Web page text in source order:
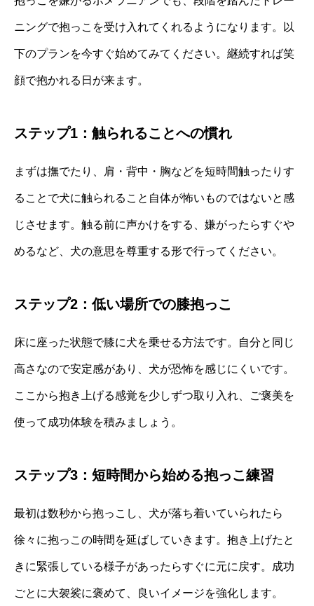
ニングで抱っこを受け入れてくれるようになります。以
下のプランを今すぐ始めてみてください。継続すれば笑
顔で抱かれる日が来ます。
ステップ1：触られることへの慣れ
まずは撫でたり、肩・背中・胸などを短時間触ったりす
ることで犬に触られること自体が怖いものではないと感
じさせます。触る前に声かけをする、嫌がったらすぐや
めるなど、犬の意思を尊重する形で行ってください。
ステップ2：低い場所での膝抱っこ
床に座った状態で膝に犬を乗せる方法です。自分と同じ
高さなので安定感があり、犬が恐怖を感じにくいです。
ここから抱き上げる感覚を少しずつ取り入れ、ご褒美を
使って成功体験を積みましょう。
ステップ3：短時間から始める抱っこ練習
最初は数秒から抱っこし、犬が落ち着いていられたら
徐々に抱っこの時間を延ばしていきます。抱き上げたと
きに緊張している様子があったらすぐに元に戻す。成功
ごとに大袈裟に褒めて、良いイメージを強化します。